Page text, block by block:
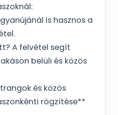
is hasznos a
A felvétel segít
belüli és közös
és közös
rögzítése**